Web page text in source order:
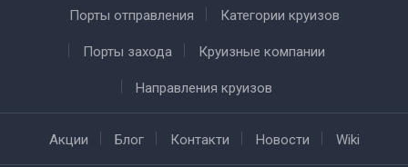
Порты отправления Категории круизов
Порты захода Круизные компании
Направления круизов
Акции Блог Контакти Новости Wiki